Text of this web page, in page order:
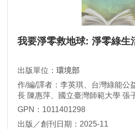
我要淨零救地球: 淨零綠生
出版單位： 環境部
作/編/譯者：李英琪、台灣綠能公
長 陳惠萍、國立臺灣師範大學 張
育成社會福利基金會 許培妤 、財
GPN：1011401298
出版／創刊日期：2025-11